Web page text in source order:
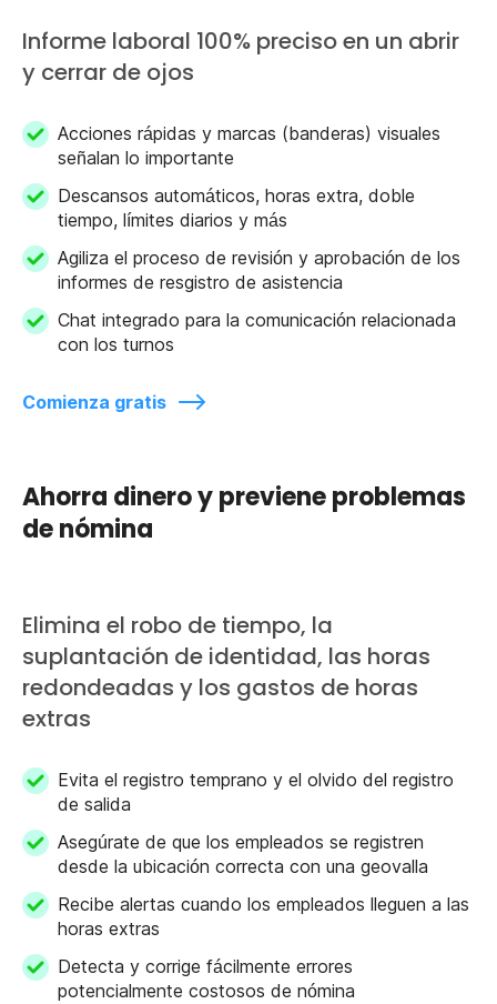
Informe laboral 100% preciso en un abrir
y cerrar de ojos
Acciones rápidas y marcas (banderas) visuales
señalan lo importante
Descansos automáticos, horas extra, doble
tiempo, límites diarios y más
Agiliza el proceso de revisión y aprobación de los
informes de resgistro de asistencia
Chat integrado para la comunicación relacionada
con los turnos
Comienza gratis
Ahorra dinero y previene problemas
de nómina
Elimina el robo de tiempo, la
suplantación de identidad, las horas
redondeadas y los gastos de horas
extras
Evita el registro temprano y el olvido del registro
de salida
Asegúrate de que los empleados se registren
desde la ubicación correcta con una geovalla
Recibe alertas cuando los empleados lleguen a las
horas extras
Detecta y corrige fácilmente errores
potencialmente costosos de nómina